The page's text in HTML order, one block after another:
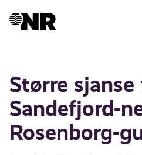
Større sjanse
Sandefjord-
Rosenborg-